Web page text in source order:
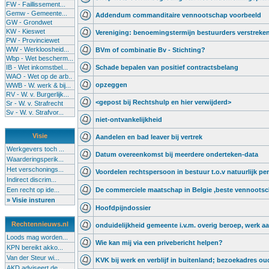
FW - Faillissement...
Gemw - Gemeente...
GW - Grondwet
KW - Kieswet
PW - Provinciewet
WW - Werkloosheid...
Wbp - Wet bescherm...
IB - Wet inkomstbel...
WAO - Wet op de arb..
WWB - W. werk & bij...
RV - W. v. Burgerlijk...
Sr - W. v. Strafrecht
Sv - W. v. Strafvor...
Visie
Werkgevers toch ...
Waarderingsperik...
Het verschonings...
Indirect discrim...
Een recht op ide...
» Visie insturen
Rechtennieuws.nl
Loods mag worden...
KPN bereikt akko...
Van der Steur wi...
Addendum commanditaire vennootschap voorbeeld
Vereniging: benoemingstermijn bestuurders verstreken
BVm of combinatie Bv - Stichting?
Schade bepalen van positief contractsbelang
opzeggen
<gepost bij Rechtshulp en hier verwijderd>
niet-ontvankelijkheid
Aandelen en bad leaver bij vertrek
Datum overeenkomst bij meerdere onderteken-data
Voordelen rechtspersoon in bestuur t.o.v natuurlijk
De commerciele maatschap in Belgie ,beste
Hoofdpijndossier
onduidelijkheid gemeente i.v.m. overig beroep, werk
Wie kan mij via een privebericht helpen?
KVK bij werk en verblijf in buitenland; bezoekadres